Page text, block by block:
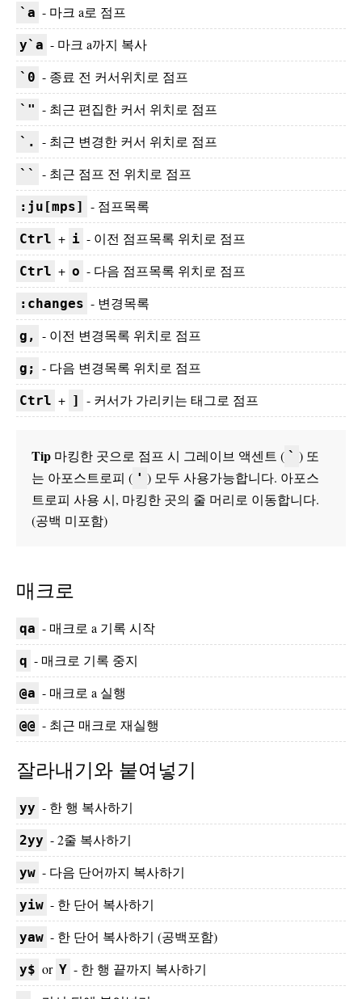
`a - 마크 a로 점프
y`a - 마크 a까지 복사
`0 - 종료 전 커서위치로 점프
`" - 최근 편집한 커서 위치로 점프
`. - 최근 변경한 커서 위치로 점프
`` - 최근 점프 전 위치로 점프
:ju[mps] - 점프목록
Ctrl + i - 이전 점프목록 위치로 점프
Ctrl + o - 다음 점프목록 위치로 점프
:changes - 변경목록
g, - 이전 변경목록 위치로 점프
g; - 다음 변경목록 위치로 점프
Ctrl + ] - 커서가 가리키는 태그로 점프
Tip 마킹한 곳으로 점프 시 그레이브 액센트 ( ` ) 또
는 아포스트로피 ( ' ) 모두 사용가능합니다. 아포스
트로피 사용 시, 마킹한 곳의 줄 머리로 이동합니다.
(공백 미포함)
매크로
qa - 매크로 a 기록 시작
q - 매크로 기록 중지
@a - 매크로 a 실행
@@ - 최근 매크로 재실행
잘라내기와 붙여넣기
yy - 한 행 복사하기
2yy - 2줄 복사하기
yw - 다음 단어까지 복사하기
yiw - 한 단어 복사하기
yaw - 한 단어 복사하기 (공백포함)
y$ or Y - 한 행 끝까지 복사하기